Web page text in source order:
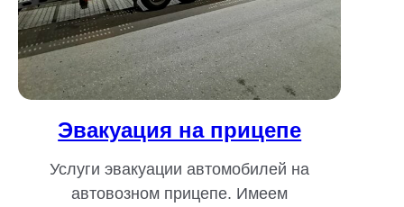
Эвакуация на прицепе
Услуги эвакуации автомобилей на
автовозном прицепе. Имеем